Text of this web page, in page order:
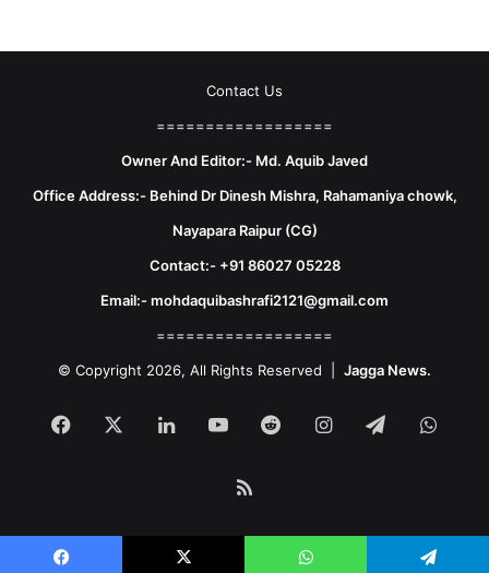
Contact Us
==================
Owner And Editor:- Md. Aquib Javed
Office Address:- Behind Dr Dinesh Mishra, Rahamaniya chowk,
Nayapara Raipur (CG)
Contact:- +91 86027 05228
Email:- mohdaquibashrafi2121@gmail.com
==================
© Copyright 2026, All Rights Reserved | Jagga News.
Facebook LinkedInYouTubeRedditInstagram
Telegram
RSS